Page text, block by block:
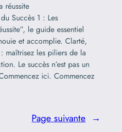
réussite
Succès 1 : Les
le guide essentiel
et accomplie. Clarté,
maîtrisez les piliers de la
Le succès n’est pas un
ici. Commencez
Page suivante →